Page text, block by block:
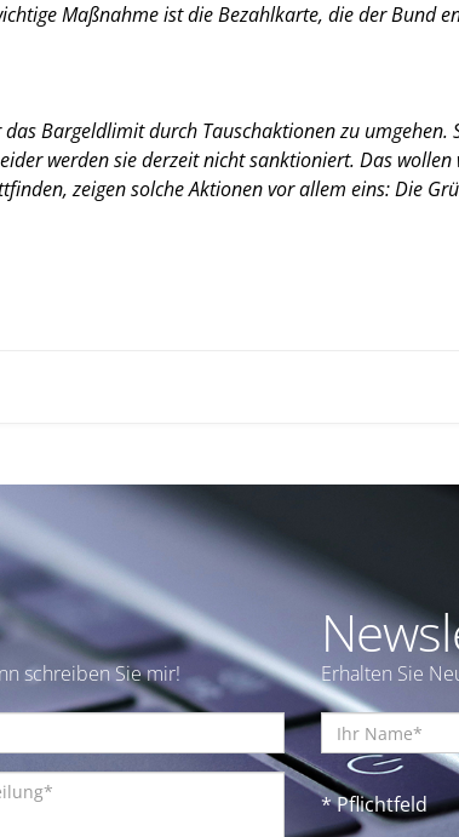
Maßnahme ist die Bezahlkarte, die der Bund
Bargeldlimit durch Tauschaktionen zu
werden sie derzeit nicht sanktioniert. Das
zeigen solche Aktionen vor allem eins: Die
schreiben Sie mir! Erhalten Sie
* Pflichtfeld